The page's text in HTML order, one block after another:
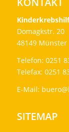
Domagkstr. 20
48149 Münster
Telefon: 0251
Telefax: 0251
E-Mail:
SITEMAP